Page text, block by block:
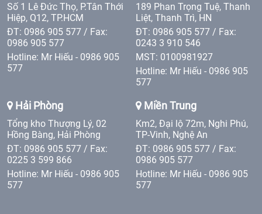
Số 1 Lê Đức Thọ, P.Tân Thới
Hiệp, Q12, TP.HCM
ĐT: 0986 905 577 / Fax:
0986 905 577
Hotline: Mr Hiếu - 0986 905
577
189 Phan Trọng Tuệ, Thanh
Liệt, Thanh Trì, HN
ĐT: 0986 905 577 / Fax:
0243 3 910 546
MST: 0100981927
Hotline: Mr Hiếu - 0986 905
577
Hải Phòng
Tổng kho Thượng Lý, 02
Hồng Bàng, Hải Phòng
ĐT: 0986 905 577 / Fax:
0225 3 599 866
Hotline: Mr Hiếu - 0986 905
577
Miền Trung
Km2, Đại lộ 72m, Nghi Phú,
TP-Vinh, Nghệ An
ĐT: 0986 905 577 / Fax:
0986 905 577
Hotline: Mr Hiếu - 0986 905
577